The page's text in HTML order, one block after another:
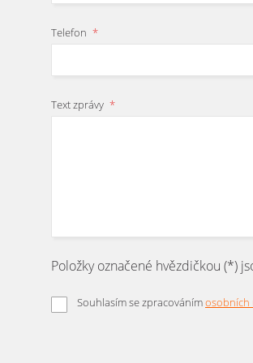
Telefon *
Text zprávy *
Položky označené hvězdičkou (*)
Souhlasím se zpracovánímosobních